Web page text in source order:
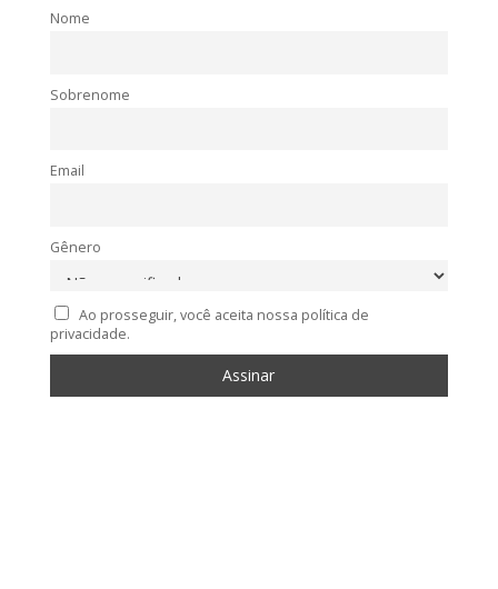
Nome
Sobrenome
Email
Gênero
Ao prosseguir, você aceita nossa política de
privacidade.